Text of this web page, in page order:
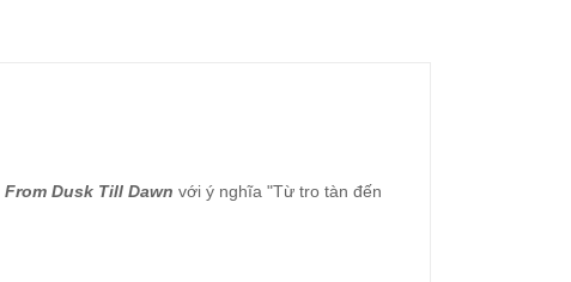
From Dusk Till Dawn với ý nghĩa "Từ tro tàn đến